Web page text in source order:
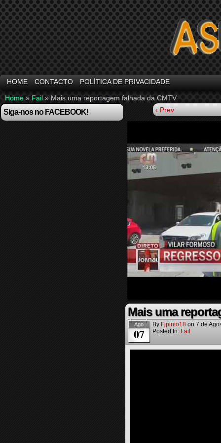
HOME CONTACTO POLÍTICA DE PRIVACIDADE
Home » Fail » Mais uma reportagem falhada da CMTV
Siga-nos no FACEBOOK! ‹ Prev
Mais uma
Ago
07
By Fjpinto18 on 7 de
Posted In: Fail